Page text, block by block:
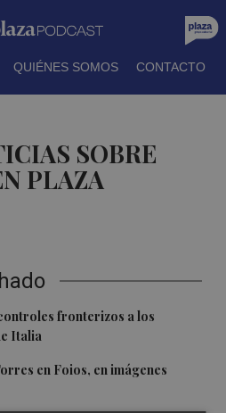
QUIÉNES SOMOS CONTACTO
SOBRE
PLAZA
fronterizos a los
Italia
en Foios, en imágenes